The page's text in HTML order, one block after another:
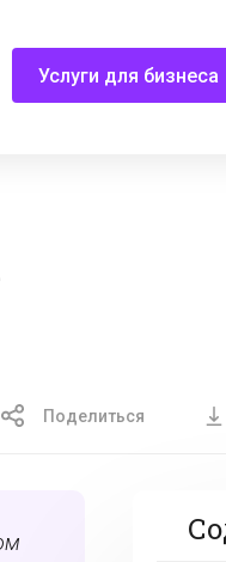
Услуги для бизнеса
Поделиться